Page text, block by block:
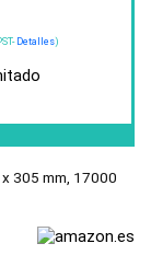
Detalles)
305 mm, 17000